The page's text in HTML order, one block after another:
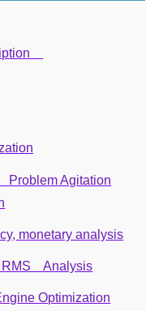
Problem Agitation
monetary analysis
Analysis
Optimization